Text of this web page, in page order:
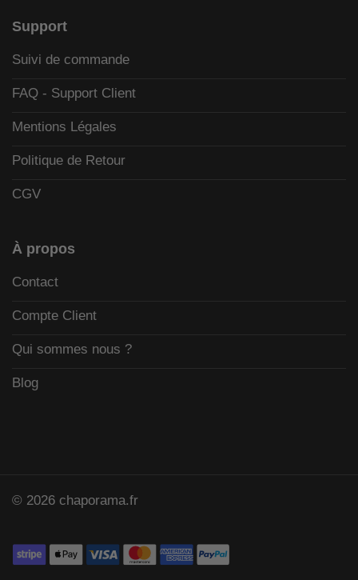
Support
Suivi de commande
FAQ - Support Client
Mentions Légales
Politique de Retour
CGV
À propos
Contact
Compte Client
Qui sommes nous ?
Blog
© 2026 chaporama.fr